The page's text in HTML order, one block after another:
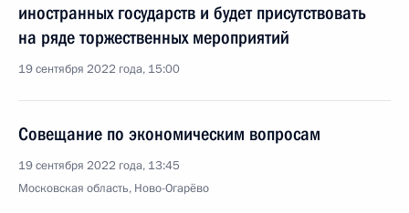
иностранных государств и будет присутствовать
на ряде торжественных мероприятий
19 сентября 2022 года, 15:00
Совещание по экономическим вопросам
19 сентября 2022 года, 13:45
Московская область, Ново-Огарёво